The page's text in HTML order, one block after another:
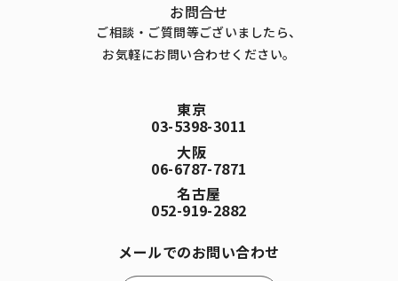
お問合せ
ご相談・ご質問等ございましたら、
お気軽にお問い合わせください。
東京
03-5398-3011
大阪
06-6787-7871
名古屋
052-919-2882
メールでのお問い合わせ